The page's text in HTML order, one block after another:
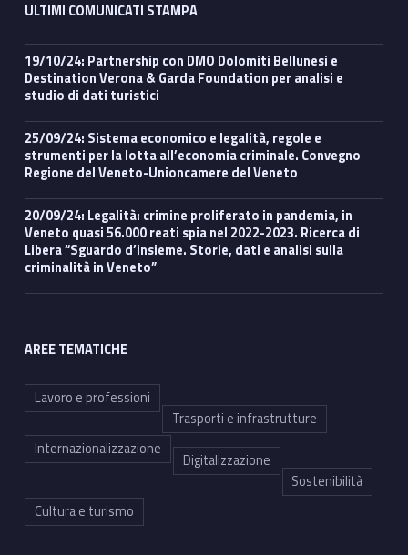
ULTIMI COMUNICATI STAMPA
19/10/24: Partnership con DMO Dolomiti Bellunesi e
Destination Verona & Garda Foundation per analisi e
studio di dati turistici
25/09/24: Sistema economico e legalità, regole e
strumenti per la lotta all’economia criminale. Convegno
Regione del Veneto-Unioncamere del Veneto
20/09/24: Legalità: crimine proliferato in pandemia, in
Veneto quasi 56.000 reati spia nel 2022-2023. Ricerca di
Libera “Sguardo d’insieme. Storie, dati e analisi sulla
criminalità in Veneto”
AREE TEMATICHE
Lavoro e professioni
Trasporti e infrastrutture
Internazionalizzazione
Digitalizzazione
Sostenibilità
Cultura e turismo